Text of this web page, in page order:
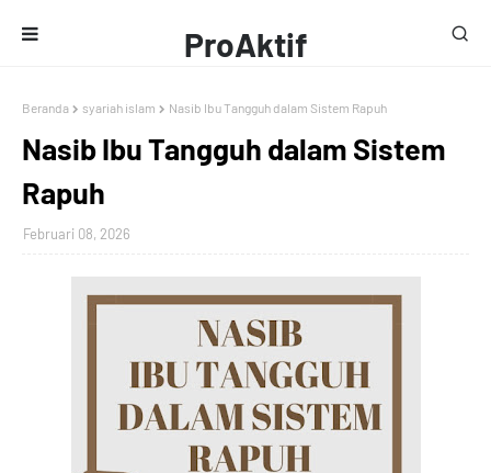
ProAktif
Media
Beranda syariah islam Nasib Ibu Tangguh dalam Sistem Rapuh
Nasib Ibu Tangguh dalam Sistem
Rapuh
Februari 08, 2026